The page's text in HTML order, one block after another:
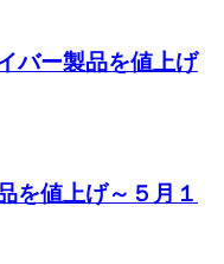
バー製品を値上げ
を値上げ～５月１